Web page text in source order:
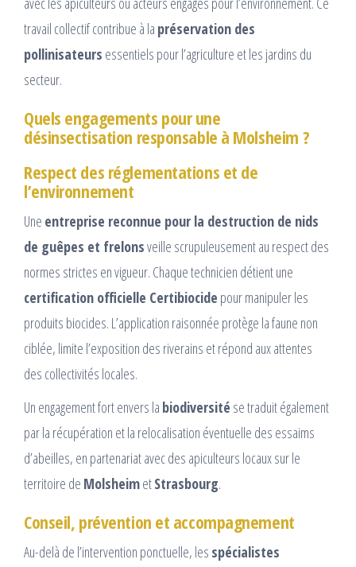
travail collectif contribue à la préservation des
pollinisateurs essentiels pour l’agriculture et les jardins du
secteur.
Quels engagements pour une
désinsectisation responsable à Molsheim ?
Respect des réglementations et de
l’environnement
Une entreprise reconnue pour la destruction de nids
de guêpes et frelonsveille scrupuleusement au respect des
normes strictes en vigueur. Chaque technicien détient une
certification officielle Certibiocide pour manipuler les
produits biocides. L’application raisonnée protège la faune non
ciblée, limite l’exposition des riverains et répond aux attentes
des collectivités locales.
Un engagement fort envers la biodiversité se traduit également
par la récupération et la relocalisation éventuelle des essaims
d’abeilles, en partenariat avec des apiculteurs locaux sur le
territoire de MolsheimetStrasbourg.
Conseil, prévention et accompagnement
Au-delà de l’intervention ponctuelle, les spécialistes